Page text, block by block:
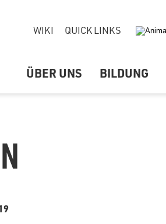
WIKI QUICK LINKS
ÜBER UNS BILDUNG